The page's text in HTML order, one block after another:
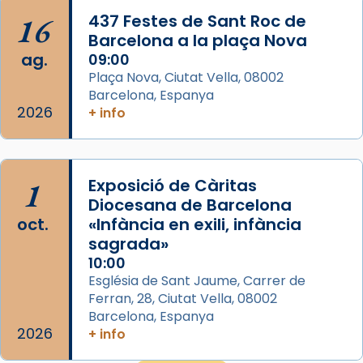
Segons el llibre dels Fets (12,2) fou el primer
apòstol màrtir, decapitat a Jerusalem per
Herodes Agripa (vers l'any 44).
Patró de Galícia, després de les invasions
musulmanes fou venerat com a patró dels
Regnes castellans i més tard de tota
Espanya.
El seu sepulcre a Compostela fou un gran
centre de peregrinacions medievals de tot
el món cristià, després de Roma i terra
«A Raïms de Sant Jaume, raïms aigualits;
raïms de setembre te'n llepes els dits»,
segons una dita popular.
Photo
16
ag.
2026
437 Festes de Sant Roc de
Barcelona a la plaça Nova
09:00
Plaça Nova, Ciutat Vella, 08002
Barcelona, Espanya
+ info
1
oct.
2026
Exposició de Càritas
Diocesana de Barcelona
«Infància en exili, infància
sagrada»
10:00
Església de Sant Jaume, Carrer de
Ferran, 28, Ciutat Vella, 08002
Barcelona, Espanya
+ info